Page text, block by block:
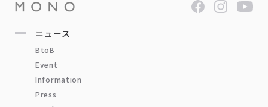
ニュース
BtoB
Event
Information
Press